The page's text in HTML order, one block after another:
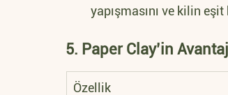
yapışmasını ve kilin
5. Paper Clay’in
Özellik